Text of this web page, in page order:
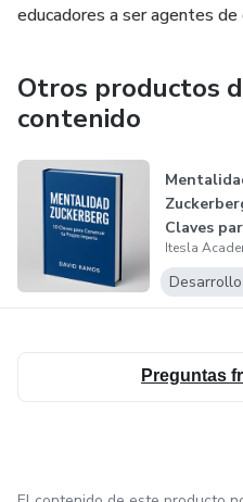
educadores a ser agentes
Otros productos
contenido
Claves
Construir
Im...
Preguntas